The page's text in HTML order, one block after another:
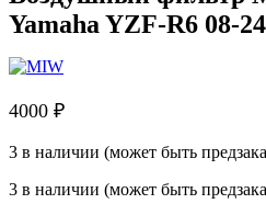
Yamaha YZF-R6 08-
4000 ₽
3 в наличии (может быть
3 в наличии (может быть